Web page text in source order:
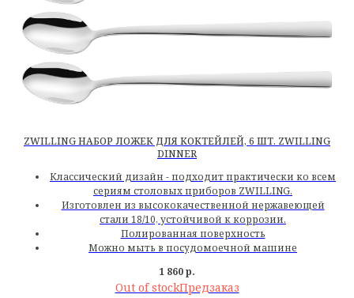
ZWILLING НАБОР ЛОЖЕК ДЛЯ КОКТЕЙЛЕЙ, 6 ШТ. ZWILLING
DINNER
Классический дизайн - подходит практически ко всем
сериям столовых приборов ZWILLING.
Изготовлен из высококачественной нержавеющей
стали 18/10, устойчивой к коррозии.
Полированная поверхность
Можно мыть в посудомоечной машине
1 860р.
Out of stock